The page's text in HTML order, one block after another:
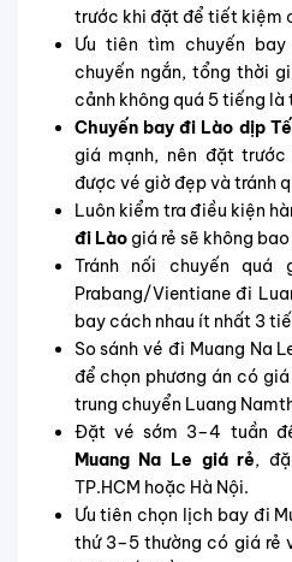
trước khi đặt để tiết kiệm
Ưu tiên tìm chuyến
chuyến ngắn, tổng thời
cảnh không quá 5 tiếng là
Chuyến bay đi Lào dịp
giá mạnh, nên đặt
được vé giờ đẹp và tránh
Luôn kiểm tra điều kiện
đi Làogiá rẻ sẽ không
Tránh nối chuyến quá
Prabang/Vientiane đi
bay cách nhau ít nhất 3
So sánh vé đi Muang Na
để chọn phương án có
trung chuyển Luang
Đặt vé sớm 3–4 tuần
Muang Na Le giá rẻ,
TP.HCM hoặc Hà Nội.
Ưu tiên chọn lịch bay đi
thứ 3–5 thường có giá rẻ